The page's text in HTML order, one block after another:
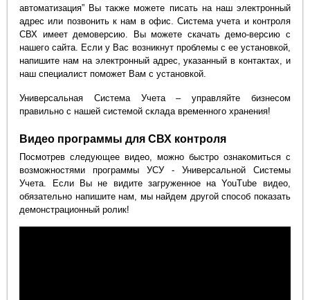
автоматизация” Вы также можете писать на наш электронный
адрес или позвонить к нам в офис. Система учета и контроля
СВХ имеет демоверсию. Вы можете скачать демо-версию с
нашего сайта. Если у Вас возникнут проблемы с ее установкой,
напишите нам на электронный адрес, указанный в контактах, и
наш специалист поможет Вам с установкой.
Универсальная Система Учета – управляйте бизнесом
правильно с нашей системой склада временного хранения!
Видео программы для СВХ контроля
Посмотрев следующее видео, можно быстро ознакомиться с
возможностями программы УСУ - Универсальной Системы
Учета. Если Вы не видите загруженное на YouTube видео,
обязательно напишите нам, мы найдем другой способ показать
демонстрационный ролик!